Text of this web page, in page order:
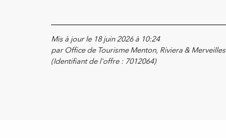
Mis à jour le 18 juin 2026 à 10:24
par Office de Tourisme Menton, Riviera & Merveilles
(Identifiant de l'offre : 7012064)